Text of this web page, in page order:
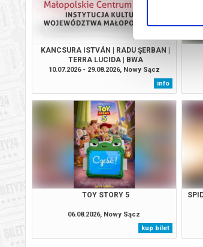
KANCSURA ISTVÁN | RADU ŞERBAN |
TERRA LUCIDA | BWA
10.07.2026 - 29.08.2026, Nowy Sącz
info
TOY STORY 5
06.08.2026, Nowy Sącz
kup bilet